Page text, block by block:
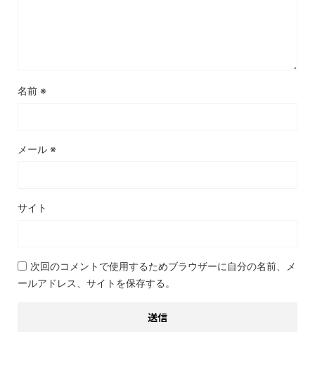
名前 ※
メール ※
サイト
次回のコメントで使用するためブラウザーに自分の名前、メ
ールアドレス、サイトを保存する。